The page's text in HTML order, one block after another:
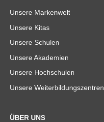
Unsere Markenwelt
Unsere Kitas
Unsere Schulen
Unsere Akademien
Unsere Hochschulen
Unsere Weiterbildungszentren
ÜBER UNS